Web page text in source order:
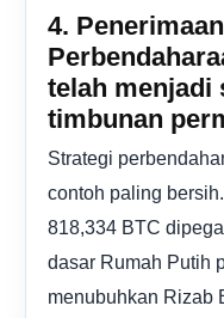
4.
telah menjadi
timbunan
Strategi
contoh paling
818,334 BTC
dasar Rumah Putih
menubuhkan Rizab